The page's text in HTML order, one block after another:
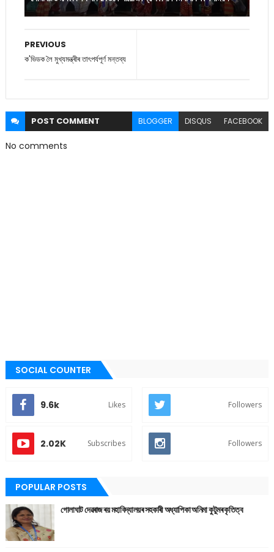
PREVIOUS
ক'ভিডক লৈ মুখ্যমন্ত্ৰীৰ তাৎপৰ্যপূৰ্ণ মন্তব্য
POST COMMENT BLOGGER DISQUS FACEBOOK
No comments
SOCIAL COUNTER
9.6k Likes Followers
2.02K Subscribes Followers
POPULAR POSTS
গোলাঘাট দেৱৰাজ ৰয় মহাবিদ্যালয়ৰ সহকাৰী অধ্যাপিকা অনিমা কুটুমৰ কৃতিত্ব